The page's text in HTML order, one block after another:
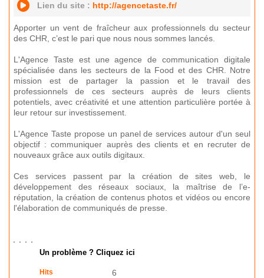
Lien du site : http://agencetaste.fr/
Apporter un vent de fraîcheur aux professionnels du secteur
des CHR, c’est le pari que nous nous sommes lancés.
L'Agence Taste est une agence de communication digitale
spécialisée dans les secteurs de la Food et des CHR. Notre
mission est de partager la passion et le travail des
professionnels de ces secteurs auprès de leurs clients
potentiels, avec créativité et une attention particulière portée à
leur retour sur investissement.
L'Agence Taste propose un panel de services autour d'un seul
objectif : communiquer auprès des clients et en recruter de
nouveaux grâce aux outils digitaux.
Ces services passent par la création de sites web, le
développement des réseaux sociaux, la maîtrise de l’e-
réputation, la création de contenus photos et vidéos ou encore
l'élaboration de communiqués de presse.
Un problème ? Cliquez ici
Hits 6